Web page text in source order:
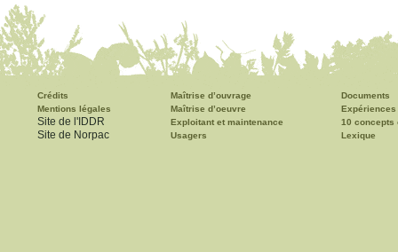
Crédits
Mentions légales
Site de l'IDDR
Site de Norpac
Maîtrise d’ouvrage
Maîtrise d’oeuvre
Exploitant et maintenance
Usagers
Documents
Expériences
10 concepts
Lexique